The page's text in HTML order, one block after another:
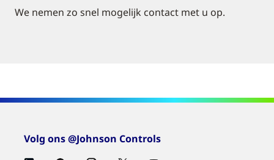
We nemen zo snel mogelijk contact met u op.
Volg ons @Johnson Controls